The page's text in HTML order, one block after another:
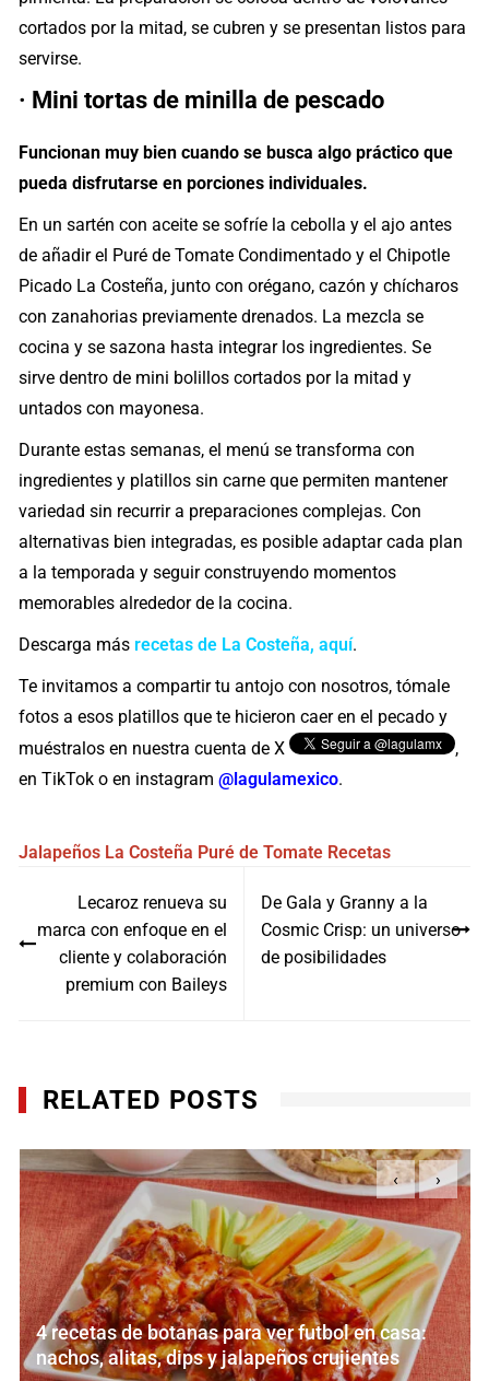
cortados por la mitad, se cubren y se presentan listos para
servirse.
· Mini tortas de minilla de pescado
Funcionan muy bien cuando se busca algo práctico que
pueda disfrutarse en porciones individuales.
En un sartén con aceite se sofríe la cebolla y el ajo antes
de añadir el Puré de Tomate Condimentado y el Chipotle
Picado La Costeña, junto con orégano, cazón y chícharos
con zanahorias previamente drenados. La mezcla se
cocina y se sazona hasta integrar los ingredientes. Se
sirve dentro de mini bolillos cortados por la mitad y
untados con mayonesa.
Durante estas semanas, el menú se transforma con
ingredientes y platillos sin carne que permiten mantener
variedad sin recurrir a preparaciones complejas. Con
alternativas bien integradas, es posible adaptar cada plan
a la temporada y seguir construyendo momentos
memorables alrededor de la cocina.
Descarga más recetas de La Costeña, aquí.
Te invitamos a compartir tu antojo con nosotros, tómale
fotos a esos platillos que te hicieron caer en el pecado y
muéstralos en nuestra cuenta de X
,
en TikTok o en instagram@lagulamexico.
Jalapeños La Costeña Puré de Tomate Recetas
entradas
Lecaroz renueva su
marca con enfoque en el
cliente y colaboración
premium con Baileys
De Gala y Granny a la
Cosmic Crisp: un universo
de posibilidades
RELATED POSTS
en casa:
Día de la Repostería: 3 recetas
creativas para reinventar los
‹ ›